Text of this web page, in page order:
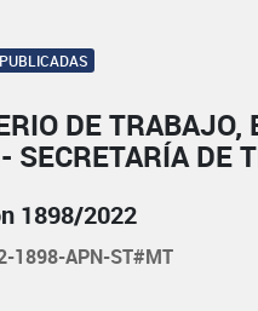
DE TRABAJO,
SECRETARÍA DE
1898/2022
1898-APN-ST#MT